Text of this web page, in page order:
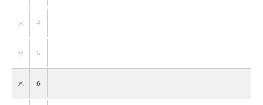
火 4
水 5
木 6